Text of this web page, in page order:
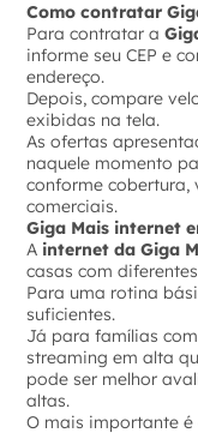
Como contratar
Para contratar a
informe seu CEP e
endereço.
Depois, compare
exibidas na tela.
As ofertas
naquele momento
conforme
comerciais.
Giga Mais internet
A internet da Giga
casas com
Para uma rotina
suficientes.
Já para famílias
streaming em alta
pode ser melhor
altas.
O mais importante